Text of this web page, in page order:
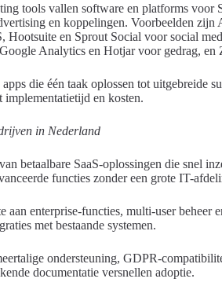
tools vallen software en platforms voor
en koppelingen. Voorbeelden
Hootsuite en Sprout Social voor social
Analytics en Hotjar voor gedrag, en
die één taak oplossen tot uitgebreide
implementatietijd en kosten.
in Nederland
betaalbare SaaS-oplossingen die snel
functies zonder een grote IT-
aan enterprise-functies, multi-user
met bestaande systemen.
ondersteuning, GDPR-
documentatie versnellen adoptie.